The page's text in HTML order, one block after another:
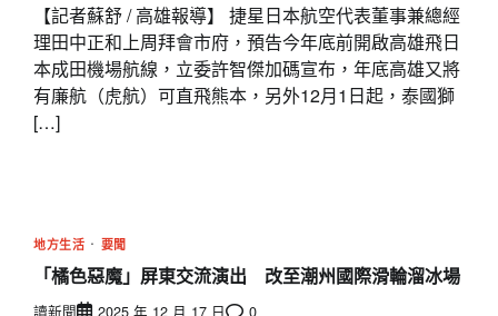
【記者蘇舒 / 高雄報導】 捷星日本航空代表董事兼總經
理田中正和上周拜會市府，預告今年底前開啟高雄飛日
本成田機場航線，立委許智傑加碼宣布，年底高雄又將
有廉航（虎航）可直飛熊本，另外12月1日起，泰國獅
[…]
地方生活 要聞
「橘色惡魔」屏東交流演出 改至潮州國際滑輪溜冰場
讀新聞 2025 年 12 月 17 日 0